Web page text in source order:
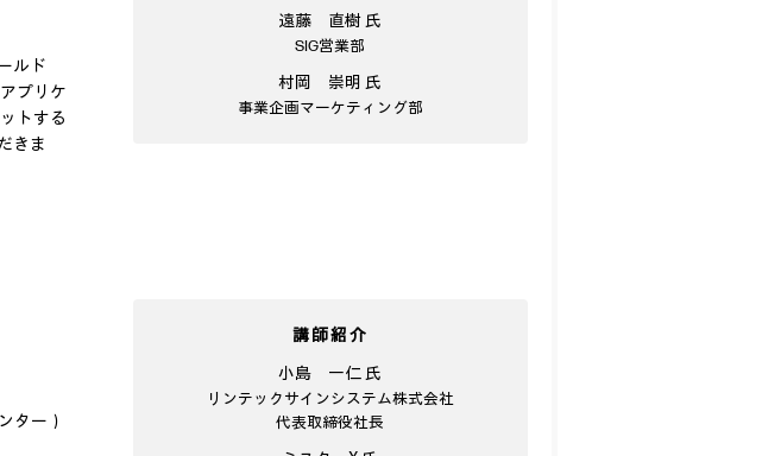
ルド
プリケ
トする
きま
遠藤 直樹 氏
SIG営業部
村岡 崇明 氏
事業企画マーケティング部
ター）
講師紹介
小島 一仁 氏
リンテックサインシステム株式会社
代表取締役社長